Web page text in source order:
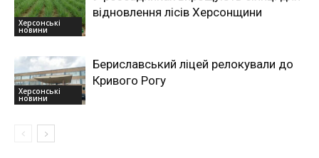
Херсонські
новини
відновлення лісів Херсонщини
Херсонські
новини
Бериславський ліцей релокували до
Кривого Рогу